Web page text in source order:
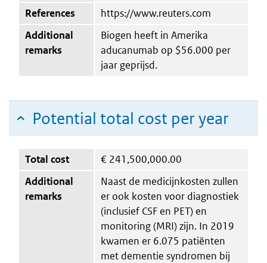
References
https://www.reuters.com
Additional
remarks
Biogen heeft in Amerika
aducanumab op $56.000 per
jaar geprijsd.
Potential total cost per year
Total cost € 241,500,000.00
Additional
remarks
Naast de medicijnkosten zullen
er ook kosten voor diagnostiek
(inclusief CSF en PET) en
monitoring (MRI) zijn. In 2019
kwamen er 6.075 patiënten
met dementie syndromen bij